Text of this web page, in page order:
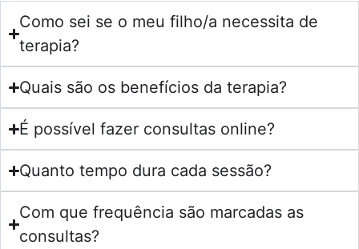
Como sei se o meu filho/a necessita de
terapia?
Quais são os benefícios da terapia?
É possível fazer consultas online?
Quanto tempo dura cada sessão?
Com que frequência são marcadas as
consultas?